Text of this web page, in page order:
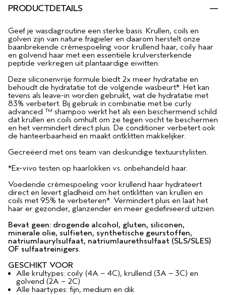
PRODUCTDETAILS
Geef je wasdagroutine een sterke basis. Krullen, coils en
golven zijn van nature fragieler en daarom herstelt onze
baanbrekende crèmespoeling voor krullend haar, coily haar
en golvend haar met een essentiële krulversterkende
peptide verkregen uit plantaardige eiwitten.
Deze siliconenvrije formule biedt 2x meer hydratatie en
behoudt de hydratatie tot de volgende wasbeurt*. Het kan
tevens als leave-in worden gebruikt, wat de hydratatie met
83% verbetert. Bij gebruik in combinatie met be curly
advanced ™ shampoo werkt het als een beschermend schild
dat krullen en coils omhult om ze tegen vocht te beschermen
en het vermindert direct pluis. De conditioner verbetert ook
de hanteerbaarheid en maakt ontklitten makkelijker.
Gecreëerd met ons team van deskundige textuurstylisten.
*Ex-vivo testen op haarlokken vs. onbehandeld haar.
Voedende crèmespoeling voor krullend haar hydrateert
direct en levert gladheid om het ontklitten van krullen en
coils met 95% te verbeteren*. Vermindert pluis en laat het
haar er gezonder, glanzender en meer gedefinieerd uitzien.
Bevat geen: drogende alcohol, gluten, siliconen,
minerale olie, sulfieten, synthetische geurstoffen,
natriumlaurylsulfaat, natriumlaurethsulfaat (SLS/SLES)
OF sulfaatreinigers.
GESCHIKT VOOR
Alle krultypes: coily (4A – 4C), krullend (3A – 3C) en
golvend (2A – 2C)
Alle haartypes: fijn, medium en dik